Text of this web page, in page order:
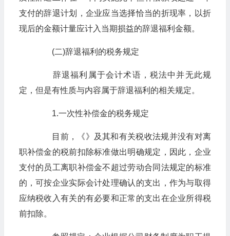
支付的辞退计划，企业应当选择恰当的折现率，以折
现后的金额计量应计入当期损益的辞退福利金额。
(二)辞退福利的税务规定
辞退福利属于会计术语，税法中并无此规
定，但是有性质与内容属于辞退福利的相关规定。
1.一次性补偿金的税务规定
目前，《》及其和有关税收法规并没有对离
职补偿金的税前扣除标准做出明确规定，因此，企业
支付的员工离职补偿金不超过劳动合同法规定的标准
的，可按企业实际会计处理确认的支出，作为与取得
应纳税收入有关的有必要和正常的支出在企业所得税
前扣除。